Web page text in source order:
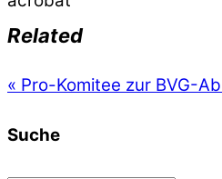
Related
« Pro-Komitee zur BVG-
Suche